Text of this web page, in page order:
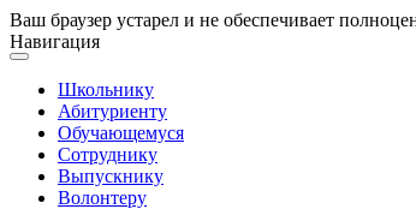
Ваш браузер устарел и не обеспечивает
Навигация
Школьнику
Абитуриенту
Обучающемуся
Сотруднику
Выпускнику
Волонтеру